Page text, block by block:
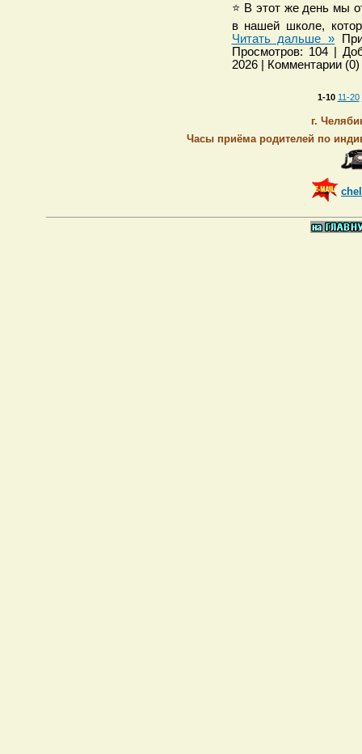
⭐ В этот же день мы
в нашей школе,
Читать дальше »
Просмотров: 104 |
2026 | Комментарии (0)
1-10 11-20
г.
Часы приёма родителей по